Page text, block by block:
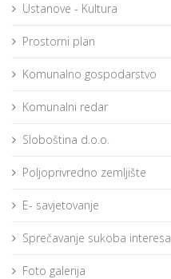
Ustanove - Kultura
Prostorni plan
Komunalno gospodarstvo
Komunalni redar
Sloboština d.o.o.
Poljoprivredno zemljište
E- savjetovanje
Sprečavanje sukoba interesa
Foto galerija